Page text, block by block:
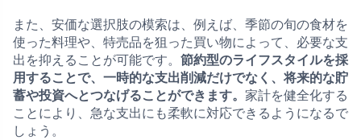
また、安価な選択肢の模索は、例えば、季節の旬の食材を
使った料理や、特売品を狙った買い物によって、必要な支
出を抑えることが可能です。 節約型のライフスタイルを採
用することで、一時的な支出削減だけでなく、将来的な貯
蓄や投資へとつなげることができます。 家計を健全化する
ことにより、急な支出にも柔軟に対応できるようになるで
しょう。